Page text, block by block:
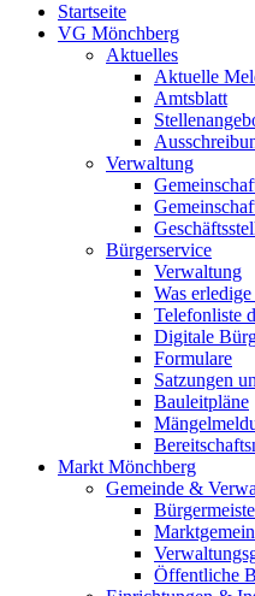
Startseite
VG Mönchberg
Aktuelles
Aktuelle
Amtsblatt
Verwaltung
Bürgerservice
Verwaltung
Was
Telefonliste
Digitale
Formulare
Satzungen
Bauleitpläne
Markt Mönchberg
Gemeinde &
Öffentliche